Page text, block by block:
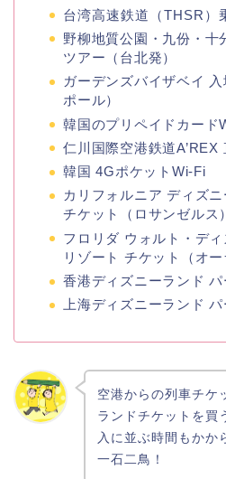
台湾高速鉄道（THSR）
野柳地質公園・九份・十
ツアー（台北発）
ガーデンズバイザベイ
ポール）
韓国のプリペイドカード
仁川国際空港鉄道A’REX
韓国 4GポケットWi-Fi
カリフォルニア ディズ
チケット（ロサンゼルス）
フロリダ ウォルト・ディ
リゾート チケット（オー
香港ディズニーランド パ
上海ディズニーランド
空港からの列車チケ
ランドチケットを買
入に並ぶ時間もかか
一石二鳥！